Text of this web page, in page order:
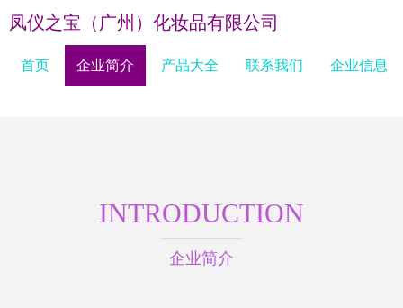
凤仪之宝（广州）化妆品有限公司
首页 企业简介 产品大全 联系我们 企业信息
INTRODUCTION
企业简介